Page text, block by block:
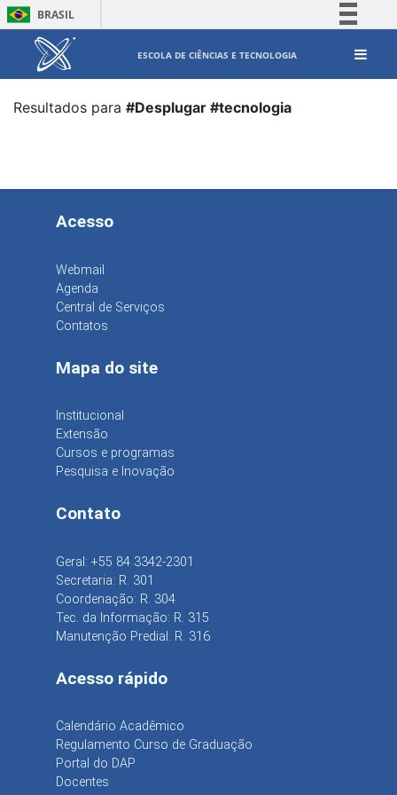
BRASIL
ESCOLA DE CIÊNCIAS E TECNOLOGIA
Resultados para #Desplugar #tecnologia
Acesso
Webmail
Agenda
Central de Serviços
Contatos
Mapa do site
Institucional
Extensão
Cursos e programas
Pesquisa e Inovação
Contato
Geral: +55 84 3342-2301
Secretaria: R. 301
Coordenação: R. 304
Tec. da Informação: R. 315
Manutenção Predial: R. 316
Acesso rápido
Calendário Acadêmico
Regulamento Curso de Graduação
Portal do DAP
Docentes